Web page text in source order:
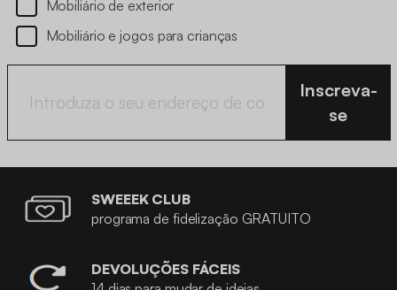
Mobiliário de exterior
Mobiliário e jogos para crianças
Inscreva-
se
SWEEEK CLUB
programa de fidelização GRATUITO
DEVOLUÇÕES FÁCEIS